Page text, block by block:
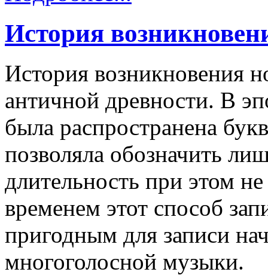
История
История возникновения
античной древности. В
была распространена
позволяла обозначить
длительность при этом
временем этот способ
пригодным для записи
многоголосной музыки.